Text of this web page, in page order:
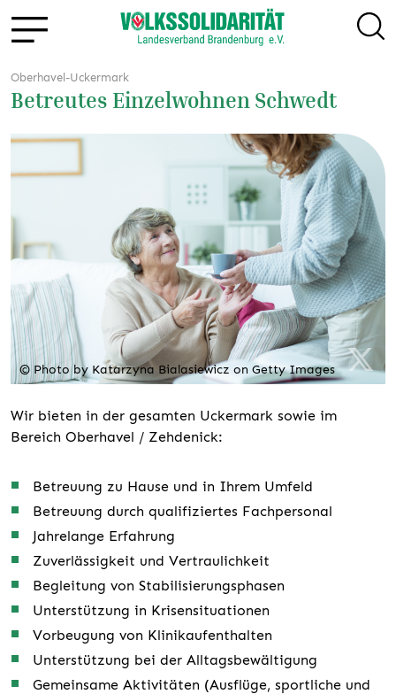
Oberhavel-Uckermark
Betreutes Einzelwohnen Schwedt
© Photo by Katarzyna Bialasiewicz on Getty Images
Wir bieten in der gesamten Uckermark sowie im
Bereich Oberhavel / Zehdenick:
Betreuung zu Hause und in Ihrem Umfeld
Betreuung durch qualifiziertes Fachpersonal
Jahrelange Erfahrung
Zuverlässigkeit und Vertraulichkeit
Begleitung von Stabilisierungsphasen
Unterstützung in Krisensituationen
Vorbeugung von Klinikaufenthalten
Unterstützung bei der Alltagsbewältigung
Gemeinsame Aktivitäten (Ausflüge, sportliche und